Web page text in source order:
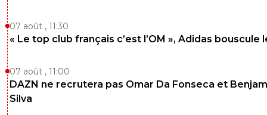
07 août , 11:30
« Le top club français c’est l’OM », Adidas bouscule
07 août , 11:00
DAZN ne recrutera pas Omar Da Fonseca et
Silva